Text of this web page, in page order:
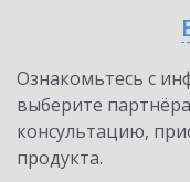
Ознакомьтесь с
выберите
консультацию,
продукта.